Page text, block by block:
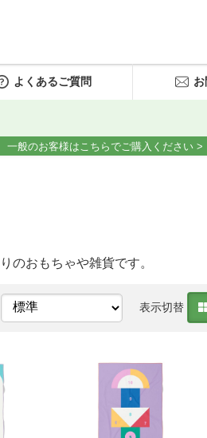
よくあるご質問
一般のお客様はこちらでご購入ください >
のおもちゃや雑貨です。
表示切替